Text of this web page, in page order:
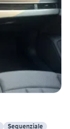
Sequenziale